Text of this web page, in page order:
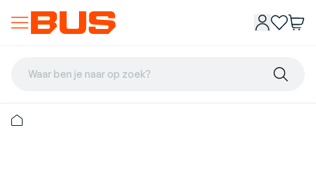
Waar ben je naar op zoek?